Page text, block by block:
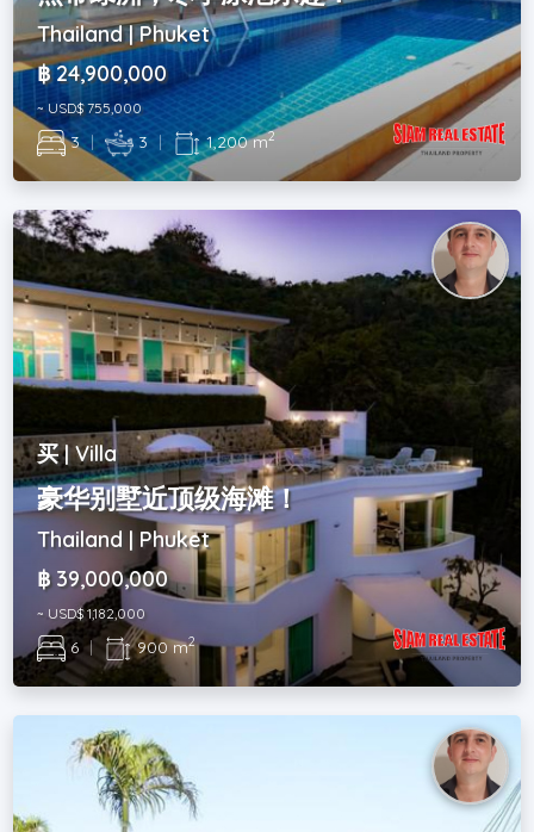
Thailand | Phuket
฿ 24,900,000
~ USD$ 755,000
3 | 3 | 1,200 m2
买 | Villa
豪华别墅近顶级海滩！
Thailand | Phuket
฿ 39,000,000
~ USD$ 1,182,000
6 | 900 m2